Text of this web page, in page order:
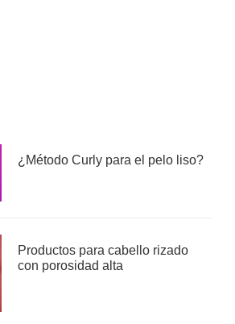
¿Método Curly para el pelo liso?
Productos para cabello rizado
con porosidad alta